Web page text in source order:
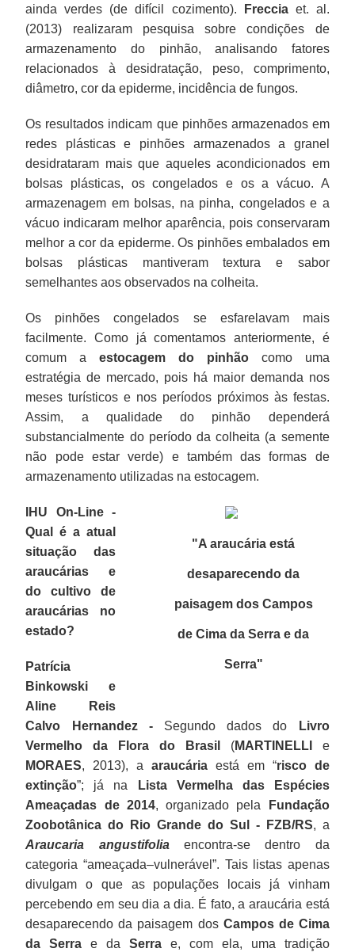
ainda verdes (de difícil cozimento). Frecciaet. al.
(2013) realizaram pesquisa sobre condições de
armazenamento do pinhão, analisando fatores
relacionados à desidratação, peso, comprimento,
diâmetro, cor da epiderme, incidência de fungos.
Os resultados indicam que pinhões armazenados em
redes plásticas e pinhões armazenados a granel
desidrataram mais que aqueles acondicionados em
bolsas plásticas, os congelados e os a vácuo. A
armazenagem em bolsas, na pinha, congelados e a
vácuo indicaram melhor aparência, pois conservaram
melhor a cor da epiderme. Os pinhões embalados em
bolsas plásticas mantiveram textura e sabor
semelhantes aos observados na colheita.
Os pinhões congelados se esfarelavam mais
facilmente. Como já comentamos anteriormente, é
comum aestocagem do pinhãocomo uma
estratégia de mercado, pois há maior demanda nos
meses turísticos e nos períodos próximos às festas.
Assim, a qualidade do pinhão dependerá
substancialmente do período da colheita (a semente
não pode estar verde) e também das formas de
armazenamento utilizadas na estocagem.
"A araucária está
desaparecendo da
paisagem dos Campos
de Cima da Serra e da
Serra"
IHU On-Line -
Qual é a atual
situação das
araucárias e
do cultivo de
araucárias no
estado?
Patrícia
Binkowski e
Aline Reis
Calvo Hernandez -Segundo dados do Livro
Vermelho da Flora do Brasil
(MARTINELLI
e
MORAES, 2013), aaraucária está em “risco de
extinção”; já na
Lista Vermelha das Espécies
Ameaçadas de 2014, organizado pela
Fundação
Zoobotânica do Rio Grande do Sul - FZB/RS, a
Araucaria angustifoliaencontra-se dentro da
categoria “ameaçada–vulnerável”. Tais listas apenas
divulgam o que as populações locais já vinham
percebendo em seu dia a dia. É fato, a araucária está
desaparecendo da paisagem dos Campos de Cima
da Serra e daSerra e, com ela, uma tradição